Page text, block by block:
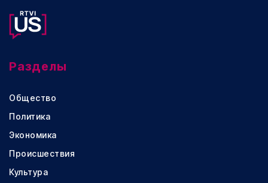
Разделы
Общество
Политика
Экономика
Происшествия
Культура